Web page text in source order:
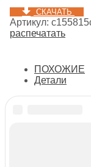
СКАЧАТЬ
Артикул:
распечатать
ПОХОЖИЕ
Детали